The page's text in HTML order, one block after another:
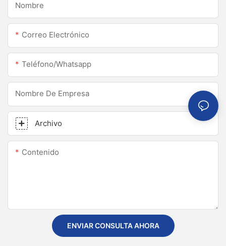
Nombre
Correo Electrónico
Teléfono/whatsapp
Nombre De Empresa
Archivo
Contenido
ENVIAR CONSULTA AHORA